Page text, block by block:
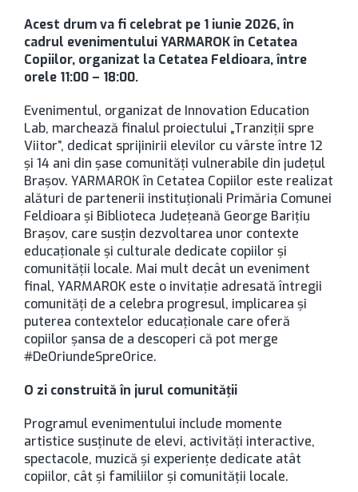
Acest drum va fi celebrat pe 1 iunie 2026, în
cadrul evenimentului YARMAROK în Cetatea
Copiilor, organizat la Cetatea Feldioara, între
orele 11:00 – 18:00.
Evenimentul, organizat de Innovation Education
Lab, marchează finalul proiectului „Tranziții spre
Viitor”, dedicat sprijinirii elevilor cu vârste între 12
și 14 ani din șase comunități vulnerabile din județul
Brașov. YARMAROK în Cetatea Copiilor este realizat
alături de partenerii instituționali Primăria Comunei
Feldioara și Biblioteca Județeană George Barițiu
Brașov, care susțin dezvoltarea unor contexte
educaționale și culturale dedicate copiilor și
comunității locale. Mai mult decât un eveniment
final, YARMAROK este o invitație adresată întregii
comunități de a celebra progresul, implicarea și
puterea contextelor educaționale care oferă
copiilor șansa de a descoperi că pot merge
#DeOriundeSpreOrice.
O zi construită în jurul comunității
Programul evenimentului include momente
artistice susținute de elevi, activități interactive,
spectacole, muzică și experiențe dedicate atât
copiilor, cât și familiilor și comunității locale.